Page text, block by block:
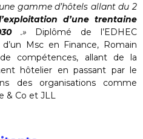
gamme d’hôtels allant du 2
d’une trentaine
.» Diplômé de l’EDHEC
Msc en Finance, Romain
compétences, allant de la
hôtelier en passant par le
des organisations comme
& Co et JLL